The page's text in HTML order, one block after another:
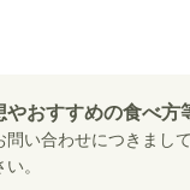
おすすめの食べ方
い合わせにつきまし
。